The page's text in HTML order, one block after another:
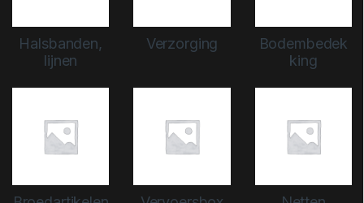
Halsbanden,
lijnen
Verzorging
Bodembedek
king